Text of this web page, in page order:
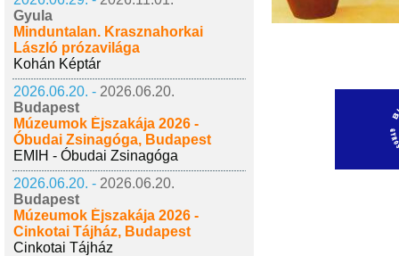
Gyula
Minduntalan. Krasznahorkai
László prózavilága
Kohán Képtár
2026.06.20. - 2026.06.20.
Budapest
Múzeumok Éjszakája 2026 -
Óbudai Zsinagóga, Budapest
EMIH - Óbudai Zsinagóga
2026.06.20. - 2026.06.20.
Budapest
Múzeumok Éjszakája 2026 -
Cinkotai Tájház, Budapest
Cinkotai Tájház